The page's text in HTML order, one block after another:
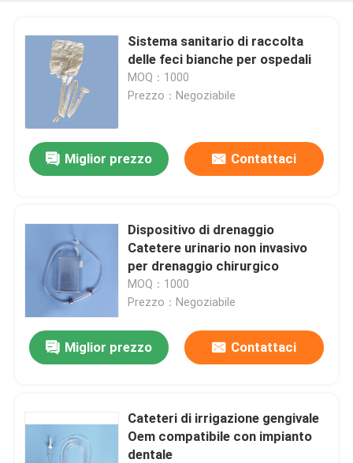
Sistema sanitario di raccolta
delle feci bianche per ospedali
MOQ：1000
Prezzo：Negoziabile
Miglior prezzo Contattaci
Dispositivo di drenaggio
Catetere urinario non invasivo
per drenaggio chirurgico
MOQ：1000
Prezzo：Negoziabile
Miglior prezzo Contattaci
Cateteri di irrigazione gengivale
Oem compatibile con impianto
dentale